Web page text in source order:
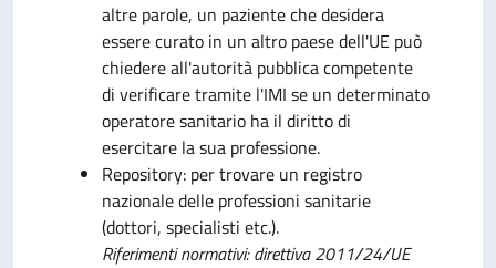
altre parole, un paziente che desidera
essere curato in un altro paese dell'UE può
chiedere all'autorità pubblica competente
di verificare tramite l'IMI se un determinato
operatore sanitario ha il diritto di
esercitare la sua professione.
Repository: per trovare un registro
nazionale delle professioni sanitarie
(dottori, specialisti etc.).
Riferimenti normativi: direttiva 2011/24/UE